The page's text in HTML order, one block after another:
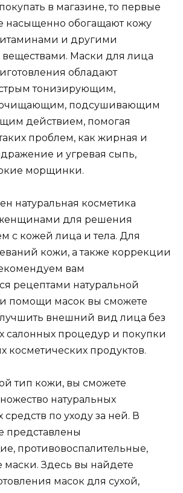
в магазине, то первые
насыщенно обогащают кожу
и другими
Маски для лица
обладают
тонизирующим,
подсушивающим
действием, помогая
проблем, как жирная и
и угревая сыпь,
морщинки.
натуральная косметика
женщинами для решения
с кожей лица и тела. Для
кожи, а также коррекции
вам
рецептами натуральной
помощи масок вы сможете
внешний вид лица без
салонных процедур и покупки
продуктов.
тип кожи, вы сможете
натуральных
средств по уходу за ней. В
представлены
противовоспалительные,
Здесь вы найдете
масок для сухой,